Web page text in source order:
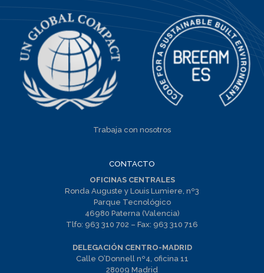
Trabaja con nosotros
CONTACTO
OFICINAS CENTRALES
Ronda Auguste y Louis Lumiere, nº3
Parque Tecnológico
46980 Paterna (Valencia)
Tlfo: 963 310 702 – Fax: 963 310 716
DELEGACIÓN CENTRO-MADRID
Calle O’Donnell nº4, oficina 11
28009 Madrid